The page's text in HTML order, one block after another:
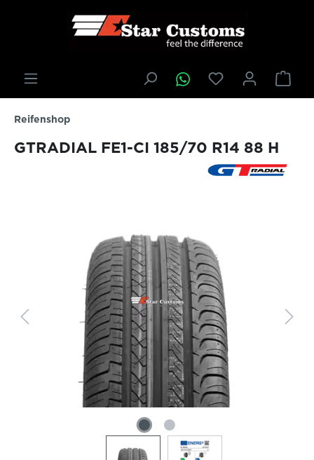
springen
Reifenshop
GTRADIAL FE1-CI 185/70 R14 88 H